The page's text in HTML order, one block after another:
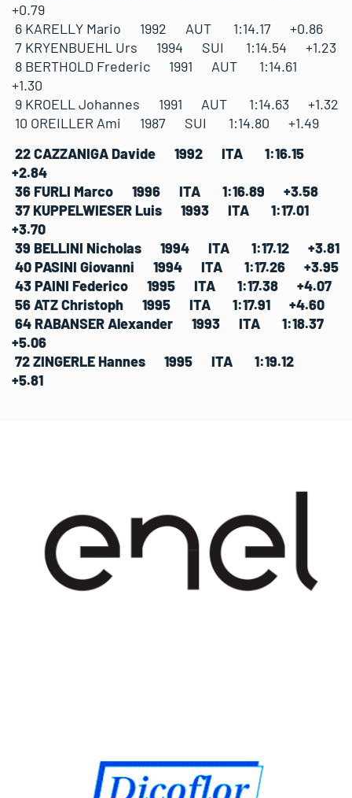
+0.79
6 KARELLY Mario 1992 AUT 1:14.17 +0.86
7 KRYENBUEHL Urs 1994 SUI 1:14.54 +1.23
8 BERTHOLD Frederic 1991 AUT 1:14.61
+1.30
9 KROELL Johannes 1991 AUT 1:14.63 +1.32
10 OREILLER Ami 1987 SUI 1:14.80 +1.49
22 CAZZANIGA Davide 1992 ITA 1:16.15
+2.84
36 FURLI Marco 1996 ITA 1:16.89 +3.58
37 KUPPELWIESER Luis 1993 ITA 1:17.01
+3.70
39 BELLINI Nicholas 1994 ITA 1:17.12 +3.81
40 PASINI Giovanni 1994 ITA 1:17.26 +3.95
43 PAINI Federico 1995 ITA 1:17.38 +4.07
56 ATZ Christoph 1995 ITA 1:17.91 +4.60
64 RABANSER Alexander 1993 ITA 1:18.37
+5.06
72 ZINGERLE Hannes 1995 ITA 1:19.12
+5.81